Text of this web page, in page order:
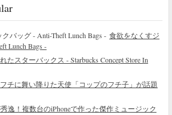
食欲をなくすジ
Lunch Bags -
スターバックス - Starbucks Concept Store In
チに舞い降りた天使「コップのフチ子」が話題
逸！複数台のiPhoneで作った傑作ミュージック